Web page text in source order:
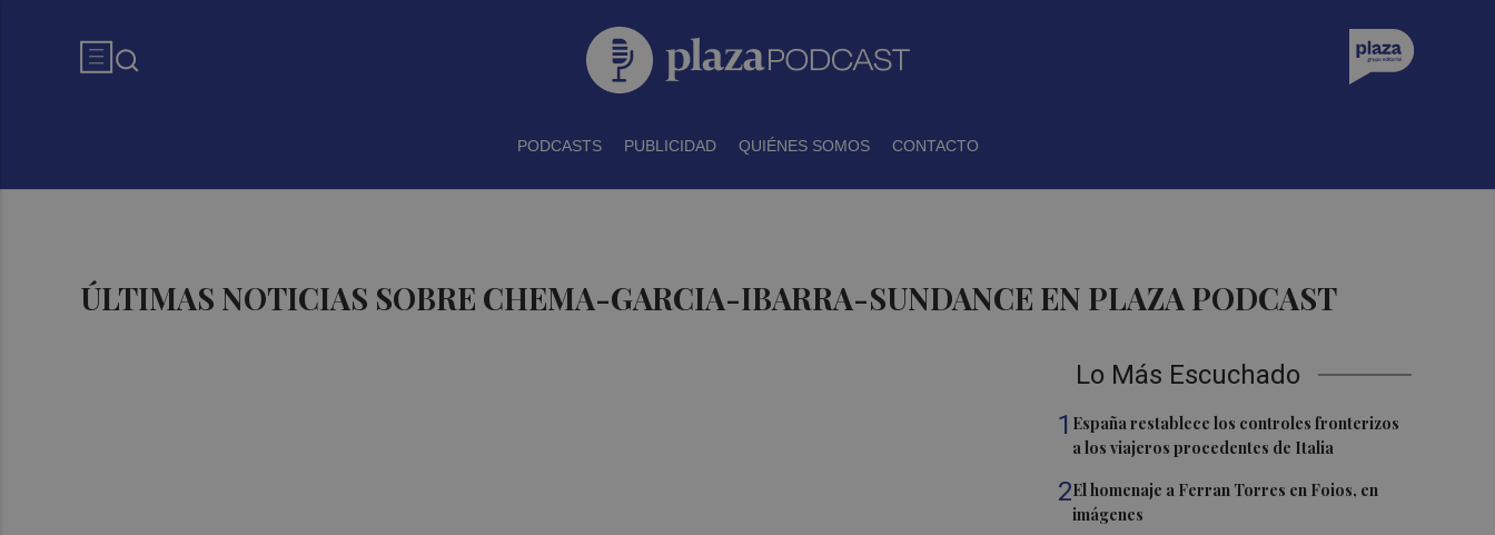
PODCASTS PUBLICIDAD QUIÉNES SOMOS CONTACTO
ÚLTIMAS NOTICIAS SOBRE CHEMA-GARCIA-IBARRA-SUNDANCE EN PLAZA PODCAST
Lo Más Escuchado
1 España restablece los controles fronterizos
a los viajeros procedentes de Italia
2El homenaje a Ferran Torres en Foios, en
imágenes